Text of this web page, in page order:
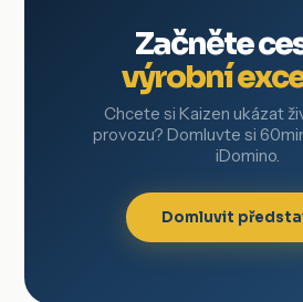
Začněte
výrobní
Chcete si Kaizen ukázat
provozu? Domluvte si
iDomino.
Domluvit